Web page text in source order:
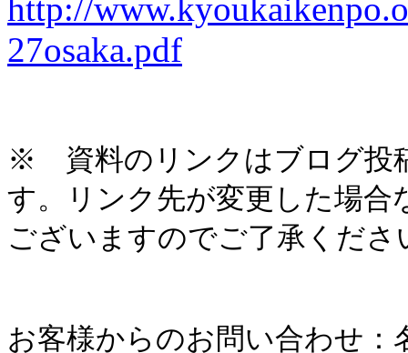
http://
27osaka.pdf
※ 資料のリンクはブログ投
す。リンク先が変更した場
ございますのでご了承くださ
お客様からのお問い合わせ：